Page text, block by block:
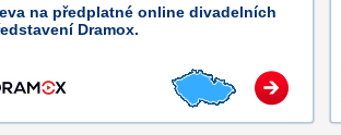
na předplatné online divadelních
Dramox.